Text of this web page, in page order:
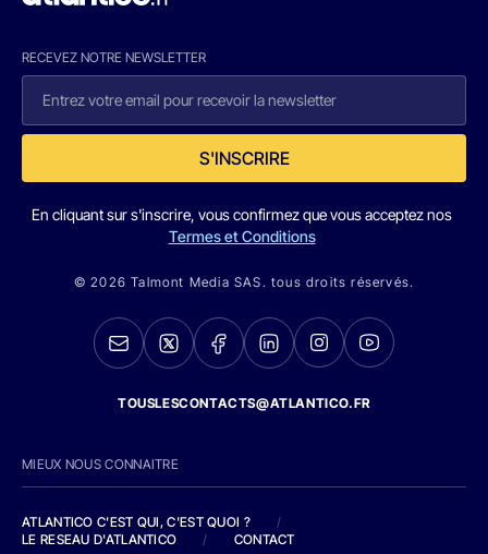
RECEVEZ NOTRE NEWSLETTER
S'INSCRIRE
En cliquant sur s'inscrire, vous confirmez que vous acceptez nos
Termes et Conditions
© 2026 Talmont Media SAS. tous droits réservés.
TOUSLESCONTACTS@ATLANTICO.FR
MIEUX NOUS CONNAITRE
ATLANTICO C'EST QUI, C'EST QUOI ?
/
LE RESEAU D'ATLANTICO
/ CONTACT